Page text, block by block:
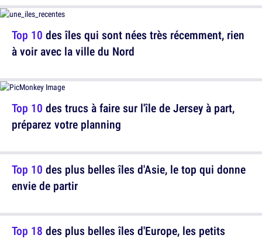
Top 10 des îles qui sont nées très récemment, rien
à voir avec la ville du Nord
Top 10 des plus belles îles d'Asie, le top qui donne
envie de partir
Top 10 des trucs à faire sur l'île de Jersey à part,
préparez votre planning
Top 18 des plus belles îles d'Europe, les petits